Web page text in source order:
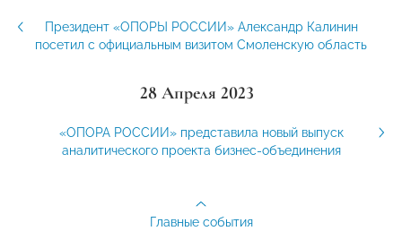
Президент «ОПОРЫ РОССИИ» Александр Калинин
посетил с официальным визитом Смоленскую область
28 Апреля 2023
«ОПОРА РОССИИ» представила новый выпуск
аналитического проекта бизнес-объединения
Главные события